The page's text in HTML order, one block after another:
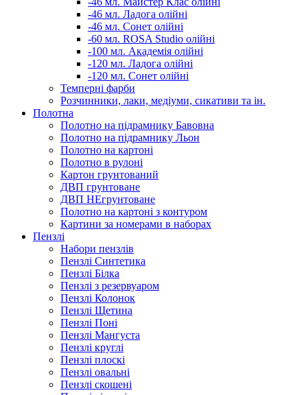
-46 мл. Ладога олійні
-46 мл. Сонет олійні
-60 мл. ROSA Studio олійні
-100 мл. Академія олійні
-120 мл. Ладога олійні
-120 мл. Сонет олійні
Темперні фарби
Розчинники, лаки, медіуми, сикативи та ін.
Полотна
Полотно на підрамнику Бавовна
Полотно на підрамнику Льон
Полотно на картоні
Полотно в рулоні
Картон грунтований
ДВП грунтоване
ДВП НЕгрунтоване
Полотно на картоні з контуром
Картини за номерами в наборах
Пензлі
Набори пензлів
Пензлі Синтетика
Пензлі Білка
Пензлі з резервуаром
Пензлі Колонок
Пензлі Щетина
Пензлі Поні
Пензлі Мангуста
Пензлі круглі
Пензлі плоскі
Пензлі овальні
Пензлі скошені